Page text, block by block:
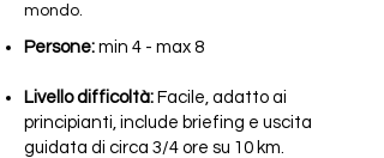
mondo.
Persone: min 4 - max 8
Livello difficoltà: Facile, adatto ai
principianti, include briefing e uscita
guidata di circa 3/4 ore su 10 km.